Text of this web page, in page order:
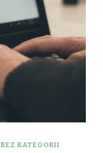
BEZ KATEGORII